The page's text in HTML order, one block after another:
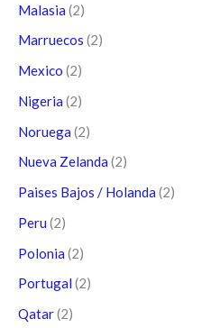
Malasia (2)
Marruecos (2)
Mexico (2)
Nigeria (2)
Noruega (2)
Nueva Zelanda (2)
Paises Bajos / Holanda (2)
Peru (2)
Polonia (2)
Portugal (2)
Qatar(2)